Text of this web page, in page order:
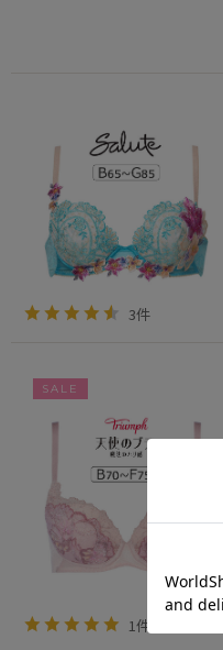
3件
SALE
1件